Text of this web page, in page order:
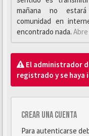
mañana no
comunidad en
encontrado nada.
El administrador
registrado y se
Crear una cuenta
Para autenticarse